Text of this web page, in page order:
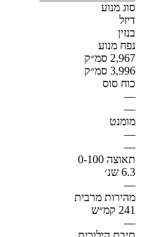
סוג מנוע
דיזל
בנזין
נפח מנוע
2,967 סמ״ק
3,996 סמ״ק
כוח סוס
—
—
מומנט
—
—
תאוצה 0-100
6.3 שנ׳
—
מהירות מרבית
241 קמ״ש
—